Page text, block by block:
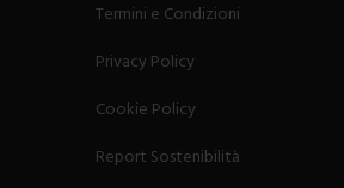
Termini e Condizioni
Privacy Policy
Cookie Policy
Report Sostenibilità